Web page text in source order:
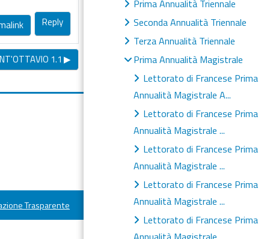
Prima Annualità Triennale
Seconda Annualità Triennale
Terza Annualità Triennale
Prima Annualità Magistrale
Lettorato di Francese Prima
Annualità Magistrale A...
Lettorato di Francese Prima
Annualità Magistrale ...
Lettorato di Francese Prima
Annualità Magistrale ...
Lettorato di Francese Prima
Annualità Magistrale ...
Lettorato di Francese Prima
Reply
1.1 ▶︎
Trasparente